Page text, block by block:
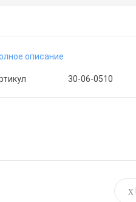
описание
30-06-0510